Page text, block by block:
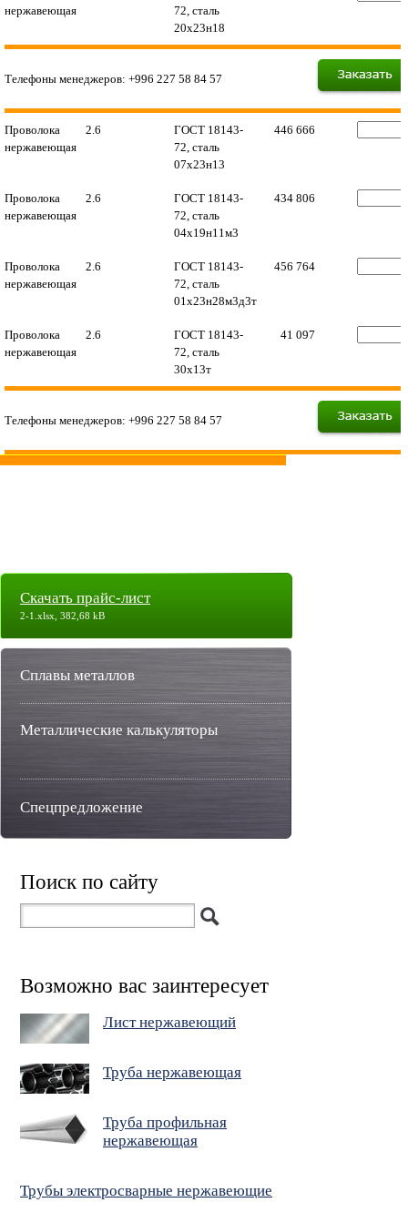
нержавеющая
72, сталь
20х23н18
Телефоны менеджеров: +996 227 58 84 57
Проволока
нержавеющая
2.6
ГОСТ 18143-
72, сталь
07х23н13
446 666
Проволока
нержавеющая
2.6
ГОСТ 18143-
72, сталь
04х19н11м3
434 806
Проволока
нержавеющая
2.6
ГОСТ 18143-
72, сталь
01х23н28м3д3т
456 764
Проволока
нержавеющая
2.6
ГОСТ 18143-
72, сталь
30х13т
41 097
Телефоны менеджеров: +996 227 58 84 57
Скачать прайс-лист
2-1.xlsx, 382,68 kB
Сплавы металлов
Металлические калькуляторы
Спецпредложение
Поиск по сайту
Возможно вас заинтересует
Лист нержавеющий
Труба нержавеющая
Труба профильная
нержавеющая
Трубы электросварные нержавеющие